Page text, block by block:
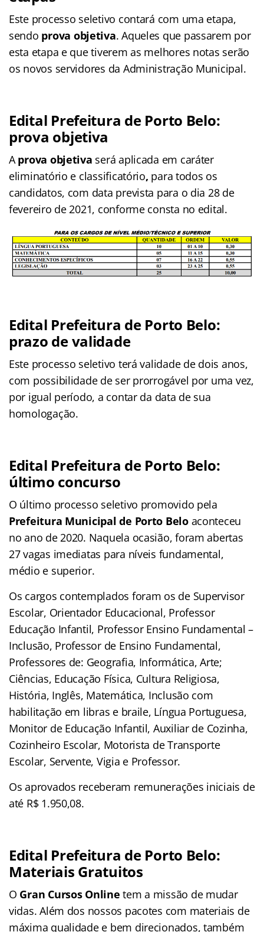
Este processo seletivo contará com uma etapa,
sendo prova objetiva. Aqueles que passarem por
esta etapa e que tiverem as melhores notas serão
os novos servidores da Administração Municipal.
Edital Prefeitura de Porto Belo:
prova objetiva
Aprova objetiva será aplicada em caráter
eliminatório e classificatório, para todos os
candidatos, com data prevista para o dia 28 de
fevereiro de 2021, conforme consta no edital.
Edital Prefeitura de Porto Belo:
prazo de validade
Este processo seletivo terá validade de dois anos,
com possibilidade de ser prorrogável por uma vez,
por igual período, a contar da data de sua
homologação.
Edital Prefeitura de Porto Belo:
último concurso
O último processo seletivo promovido pela
Prefeitura Municipal de Porto Beloaconteceu
no ano de 2020. Naquela ocasião, foram abertas
27 vagas imediatas para níveis fundamental,
médio e superior.
Os cargos contemplados foram os de Supervisor
Escolar, Orientador Educacional, Professor
Educação Infantil, Professor Ensino Fundamental –
Inclusão, Professor de Ensino Fundamental,
Professores de: Geografia, Informática, Arte;
Ciências, Educação Física, Cultura Religiosa,
História, Inglês, Matemática, Inclusão com
habilitação em libras e braile, Língua Portuguesa,
Monitor de Educação Infantil, Auxiliar de Cozinha,
Cozinheiro Escolar, Motorista de Transporte
Escolar, Servente, Vigia e Professor.
Os aprovados receberam remunerações iniciais de
até R$ 1.950,08.
Edital Prefeitura de Porto Belo:
Materiais Gratuitos
O Gran Cursos Online tem a missão de mudar
vidas. Além dos nossos pacotes com materiais de
máxima qualidade e bem direcionados, também